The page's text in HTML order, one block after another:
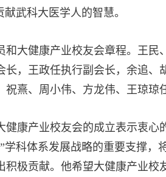
武科大医学人的智慧。
大健康产业校友会章程。王
，王政任执行副会长，余追
熹、周小伟、方龙伟、王琼琼
康产业校友会的成立表示衷
科体系发展战略的重要支撑
极贡献。他希望大健康产业